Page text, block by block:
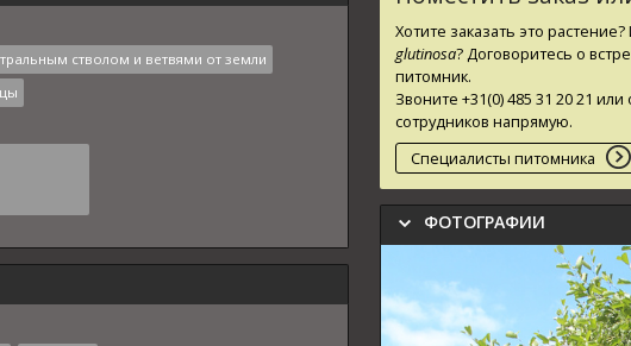
стволом и ветвями от земли
Хотите заказать это
glutinosa? Договоритесь о
питомник.
Звоните +31(0) 485 31 20 21
сотрудников напрямую.
Специалисты питомника
ФОТОГРАФИИ